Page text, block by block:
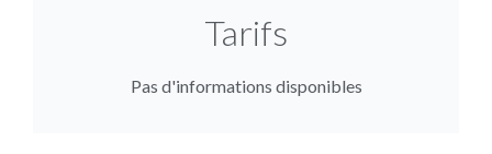
Tarifs
Pas d'informations disponibles